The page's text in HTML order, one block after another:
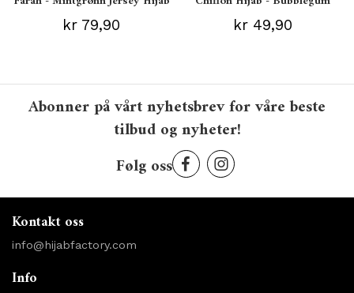
kr 79,90 kr 49,90
Abonner på vårt nyhetsbrev for våre beste
tilbud og nyheter!
Følg oss
Kontakt oss
info@hijabfactory.com
Info